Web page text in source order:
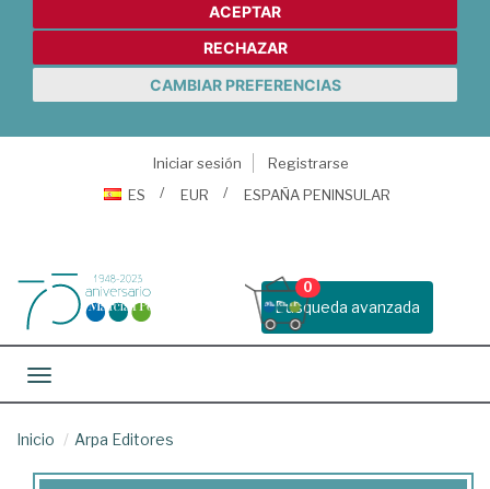
ACEPTAR
RECHAZAR
CAMBIAR PREFERENCIAS
Iniciar sesión
Registrarse
ES
EUR ESPAÑA PENINSULAR
Busqueda avanzada
0
Toggle navigation
Inicio Arpa Editores